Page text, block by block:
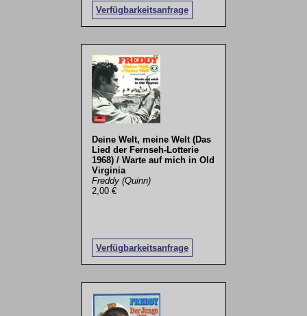
Verfügbarkeitsanfrage
Deine Welt, meine Welt (Das
Lied der Fernseh-Lotterie
1968) / Warte auf mich in Old
Virginia
Freddy (Quinn)
2,00 €
Verfügbarkeitsanfrage